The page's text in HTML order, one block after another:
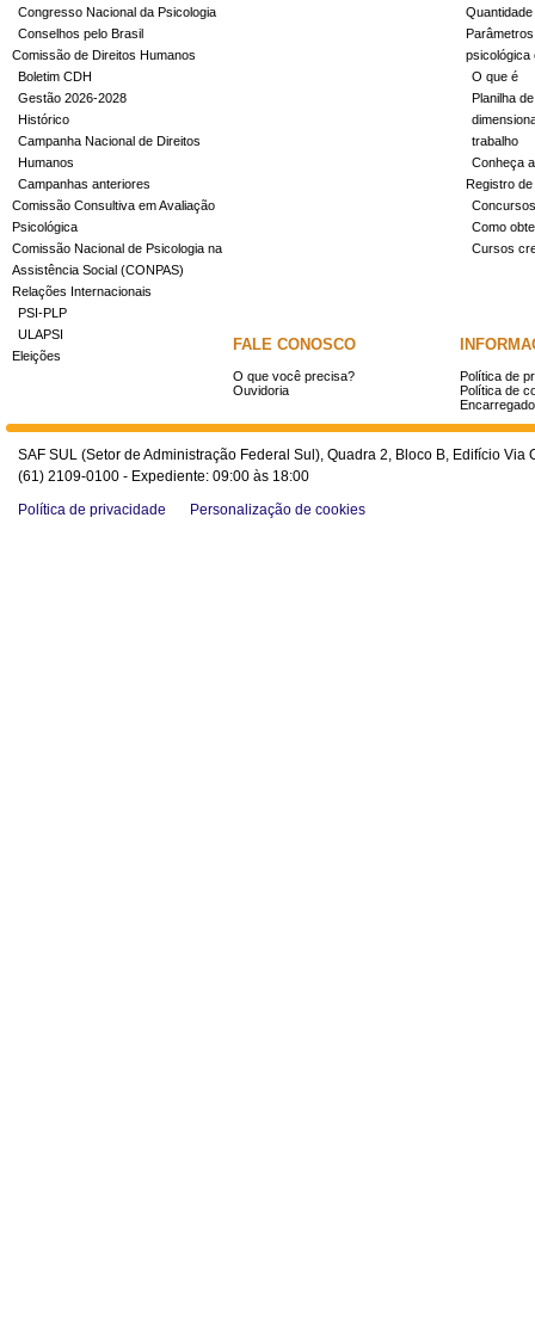
Congresso Nacional da Psicologia
Conselhos pelo Brasil
Comissão de Direitos Humanos
Boletim CDH
Gestão 2026-2028
Histórico
Campanha Nacional de Direitos
Humanos
Campanhas anteriores
Comissão Consultiva em Avaliação
Psicológica
Comissão Nacional de Psicologia na
Assistência Social (CONPAS)
Relações Internacionais
PSI-PLP
ULAPSI
Eleições
psicológica
O que é
Planilha
trabalho
Conheça
Registro
Concursos
Como
Cursos
FALE CONOSCO
O que você precisa?
Ouvidoria
Política de
Política de
SAF SUL (Setor de Administração Federal Sul), Quadra 2, Bloco B, Edifício
(61) 2109-0100 - Expediente: 09:00 às 18:00
Política de privacidade
Personalização de cookies